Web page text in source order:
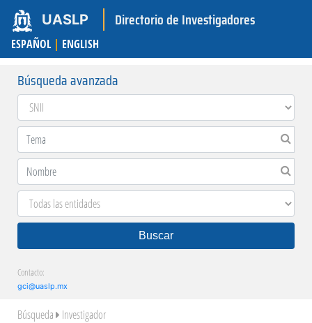
UASLP Directorio de Investigadores
ESPAÑOL | ENGLISH
Búsqueda avanzada
Buscar
Contacto:
gci@uaslp.mx
Búsqueda Investigador